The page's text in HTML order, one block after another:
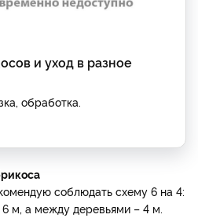
и уход в разное
обработка.
соблюдать схему 6 на 4:
м, а между деревьями – 4 м.